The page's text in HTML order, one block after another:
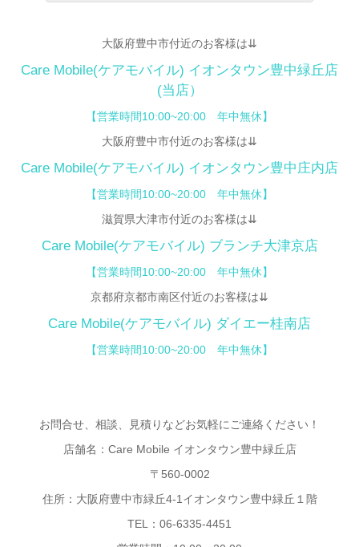
大阪府豊中市付近のお客様は⇊
Care Mobile(ケアモバイル) イオンタウン豊中緑丘店
(当店）
【営業時間10:00~20:00 年中無休】
大阪府豊中市付近のお客様は⇊
Care Mobile(ケアモバイル) イオンタウン豊中庄内店
【営業時間10:00~20:00 年中無休】
滋賀県大津市付近のお客様は⇊
Care Mobile(ケアモバイル) ブランチ大津京店
【営業時間10:00~20:00 年中無休】
京都府京都市南区付近のお客様は⇊
Care Mobile(ケアモバイル) ダイエー桂南店
【営業時間10:00~20:00 年中無休】
お問合せ、相談、見積りなどお気軽にご連絡ください！
店舗名：Care Mobile イオンタウン豊中緑丘店
〒560-0002
住所：大阪府豊中市緑丘4-1イオンタウン豊中緑丘１階
TEL：06-6335-4451